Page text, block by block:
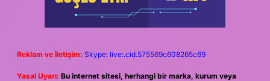
Reklam ve İletişim: Skype: live:.cid.575569c608265c69
Yasal Uyarı: Bu internet sitesi, herhangi bir marka, kurum veya